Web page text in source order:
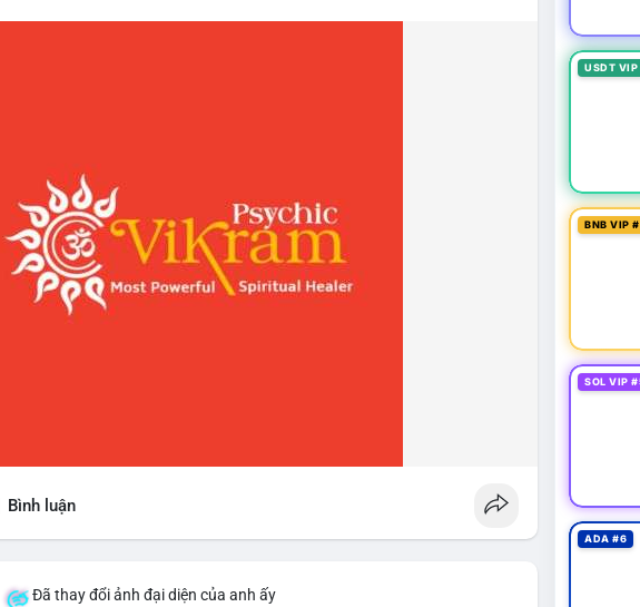
Bình luận
Đã thay đổi ảnh đại diện của anh ấy
USDT
BNB VIP
SOL VIP
ADA #6